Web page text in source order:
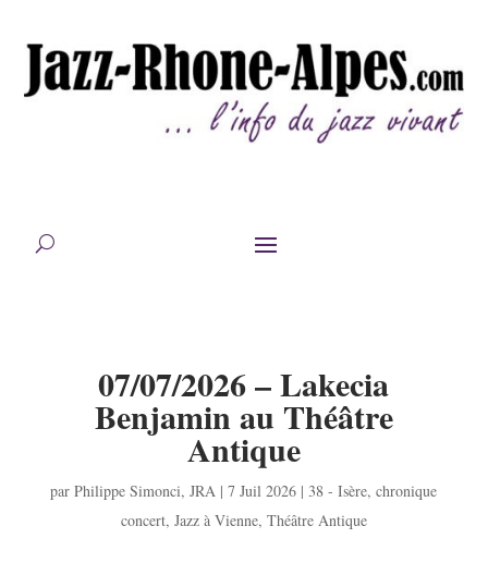
07/07/2026 – Lakecia
Benjamin au Théâtre
Antique
parPhilippe Simonci,JRA |7 Juil 2026 |38 - Isère,chronique
concert, Jazz à Vienne, Théâtre Antique